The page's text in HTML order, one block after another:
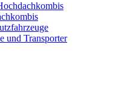
und Transporter